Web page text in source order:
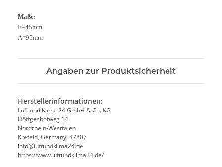
Maße:
E=45mm
A=95mm
Angaben zur Produktsicherheit
Herstellerinformationen:
Luft und Klima 24 GmbH & Co. KG
Höffgeshofweg 14
Nordrhein-Westfalen
Krefeld, Germany, 47807
info@luftundklima24.de
https://www.luftundklima24.de/